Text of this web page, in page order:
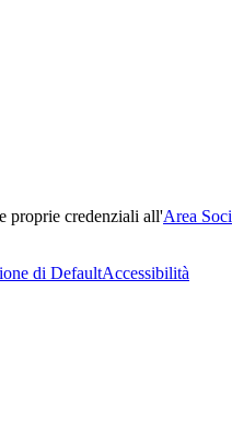
proprie credenziali all'Area Soci
di DefaultAccessibilità